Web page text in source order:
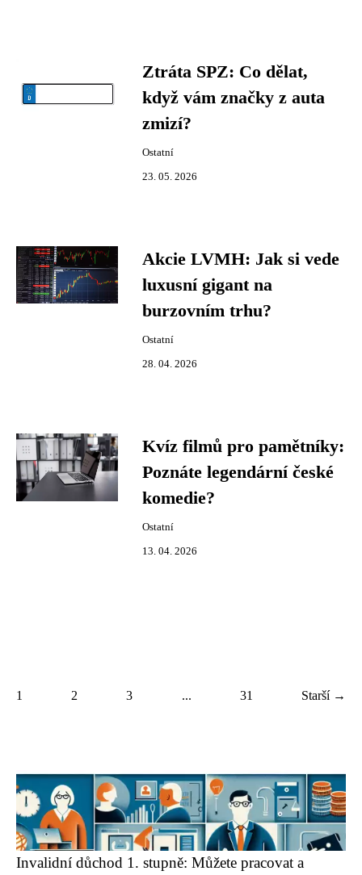
Ztráta SPZ: Co dělat,
když vám značky z auta
zmizí?
Ostatní
23. 05. 2026
Akcie LVMH: Jak si vede
luxusní gigant na
burzovním trhu?
Ostatní
28. 04. 2026
Kvíz filmů pro pamětníky:
Poznáte legendární české
komedie?
Ostatní
13. 04. 2026
1 2 3 ... 31 Starší →
Invalidní důchod 1. stupně: Můžete pracovat a